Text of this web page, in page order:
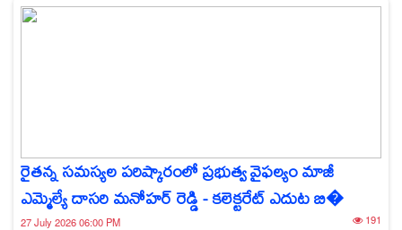
రైతన్న సమస్యల పరిష్కారంలో ప్రభుత్వ వైఫల్యం మాజీ
ఎమ్మెల్యే దాసరి మనోహర్ రెడ్డి - కలెక్టరేట్ ఎదుట బి�
27 July 2026 06:00 PM 191